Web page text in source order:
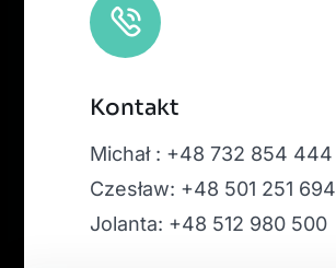
Kontakt
Michał : +48 732 854 444
Czesław: +48 501 251 694
Jolanta: +48 512 980 500